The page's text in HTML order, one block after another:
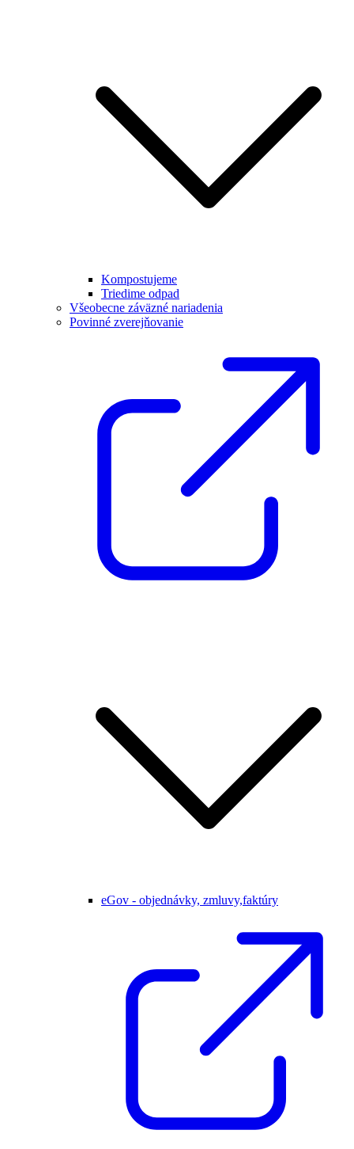
Kompostujeme
Triedime odpad
Všeobecne záväzné nariadenia
Povinné zverejňovanie
eGov - objednávky, zmluvy,faktúry